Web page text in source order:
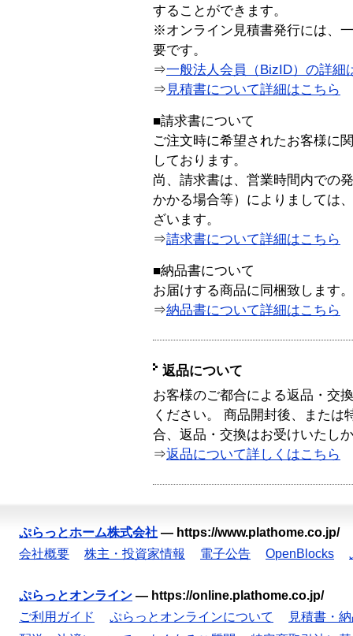
することができます。
※オンライン見積書発行には、
要です。
⇒一般法人会員（BizID）の詳細
⇒ 見積書について詳細はこちら
■請求書について
ご注文時に希望されたお客様に
しております。
尚、請求書は、営業時間内での
かかる場合等）によりましては
ざいます。
⇒請求書について詳細はこちら
■納品書について
お届けする商品に同梱致します。
⇒納品書について詳細はこちら
返品について
お客様のご都合による返品・交
ください。 商品開封後、または
合、返品・交換はお受けいたし
⇒返品について詳しくはこちら
ぷらっとホーム株式会社 — https://www.plathome.co.jp/
会社概要
株主・投資家情報 電子公告 OpenBlocks
ぷらっとオンライン — https://online.plathome.co.jp/
ご利用ガイド
ぷらっとオンラインについて
見積書・